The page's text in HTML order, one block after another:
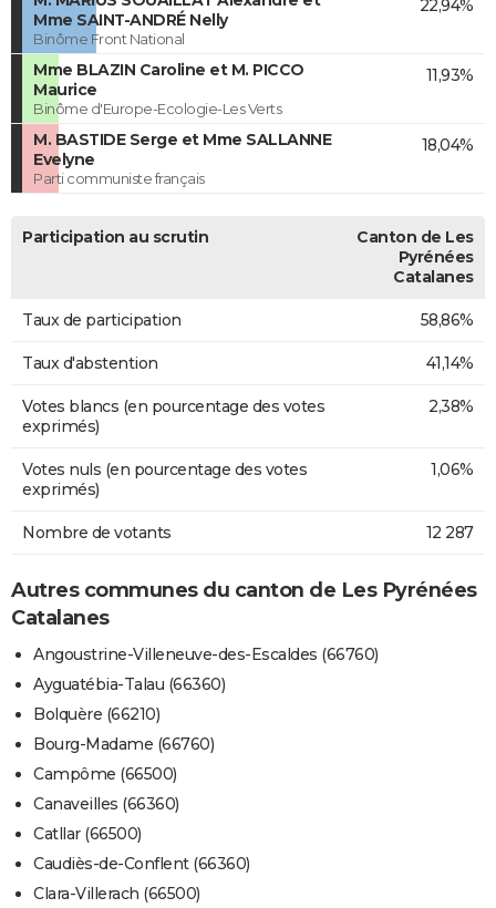
Mme SAINT-ANDRÉ Nelly
Binôme Front National
22,94%
Mme BLAZIN Caroline et M. PICCO
Maurice
Binôme d'Europe-Ecologie-Les Verts
11,93%
M. BASTIDE Serge et Mme SALLANNE
Evelyne
Parti communiste français
18,04%
Participation au scrutin
Canton de Les
Pyrénées
Catalanes
Taux de participation 58,86%
Taux d'abstention 41,14%
Votes blancs (en pourcentage des votes
exprimés)
2,38%
Votes nuls (en pourcentage des votes
exprimés)
1,06%
Nombre de votants 12 287
Autres communes du canton de Les Pyrénées
Catalanes
Angoustrine-Villeneuve-des-Escaldes (66760)
Ayguatébia-Talau (66360)
Bolquère (66210)
Bourg-Madame (66760)
Campôme (66500)
Canaveilles (66360)
Catllar (66500)
Caudiès-de-Conflent (66360)
Clara-Villerach (66500)